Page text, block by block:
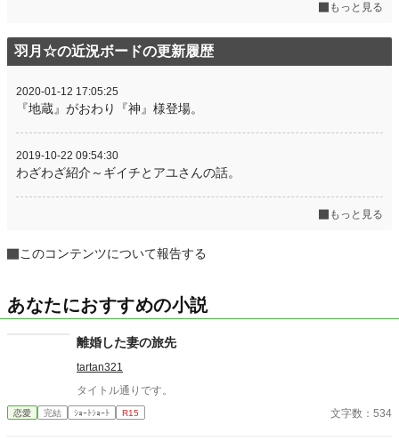
もっと見る
羽月☆の近況ボードの更新履歴
2020-01-12 17:05:25
『地蔵』がおわり『神』様登場。
2019-10-22 09:54:30
わざわざ紹介～ギイチとアユさんの話。
もっと見る
このコンテンツについて報告する
あなたにおすすめの小説
離婚した妻の旅先
tartan321
タイトル通りです。
恋愛 完結 ｼｮｰﾄｼｮｰﾄ R15 文字数：534